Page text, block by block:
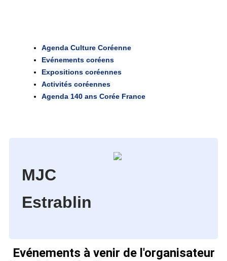
Agenda Culture Coréenne
Evénements coréens
Expositions coréennes
Activités coréennes
Agenda 140 ans Corée France
MJC
Estrablin
Evénements à venir de l'organisateur